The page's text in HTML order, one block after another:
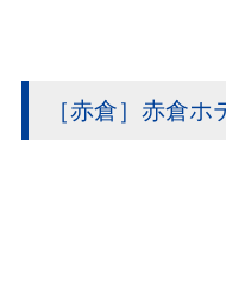
［赤倉］赤倉ホ